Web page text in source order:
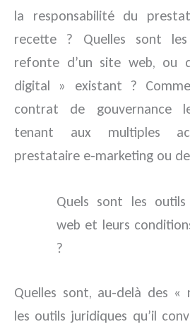
la responsabilité du
recette ? Quelles sont
refonte d’un site web, ou
digital » existant ?
contrat de gouvernance
tenant aux multiples
prestataire e-marketing ou
Quels sont les
web et leurs
?
Quelles sont, au-delà des «
les outils juridiques qu’il